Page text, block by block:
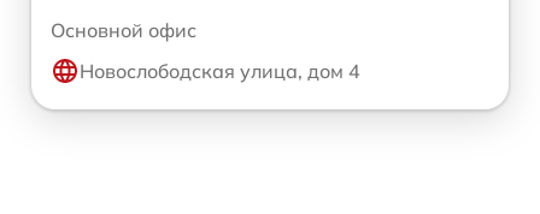
Основной офис
Новослободская улица, дом 4